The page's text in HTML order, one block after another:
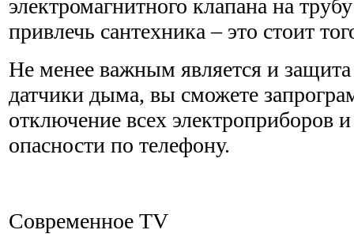
электромагнитного клапана на
привлечь сантехника – это стоит
Не менее важным является и
датчики дыма, вы сможете
отключение всех электроприборов
опасности по телефону.
Современное TV